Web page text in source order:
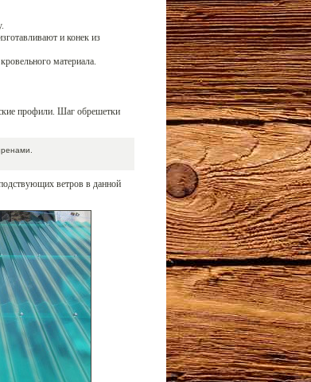
и конек из
материала.
профили. Шаг обрешетки
ветров в данной